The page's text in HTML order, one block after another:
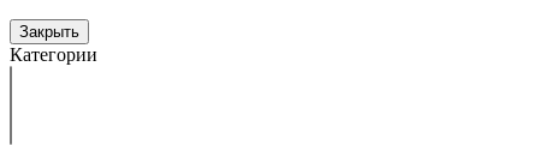
Закрыть
Категории